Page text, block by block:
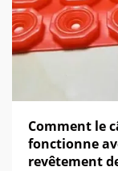
Comment le
fonctionne
revêtement